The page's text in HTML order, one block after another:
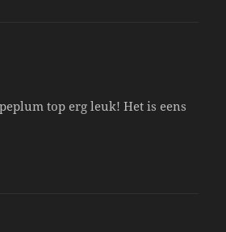
top erg leuk! Het is eens